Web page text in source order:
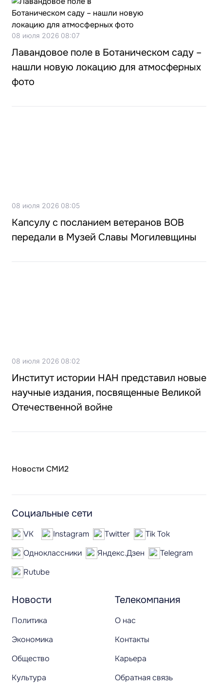
08 июля 2026 08:07
Лавандовое поле в Ботаническом саду –
нашли новую локацию для атмосферных
фото
08 июля 2026 08:05
Капсулу с посланием ветеранов ВОВ
передали в Музей Славы Могилевщины
08 июля 2026 08:02
Институт истории НАН представил новые
научные издания, посвященные Великой
Отечественной войне
Новости СМИ2
Новости
Политика
Экономика
Общество
Культура
Телекомпания
О нас
Контакты
Карьера
Обратная связь
Социальные сети
VK Instagram Twitter
Tik Tok
Одноклассники
Яндекс.Дзен
Telegram
Rutube